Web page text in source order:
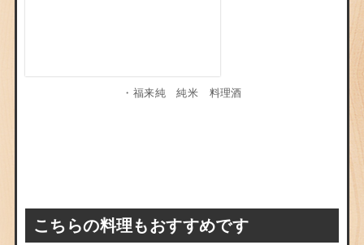
・ 福来純 純米 料理酒
こちらの料理もおすすめです